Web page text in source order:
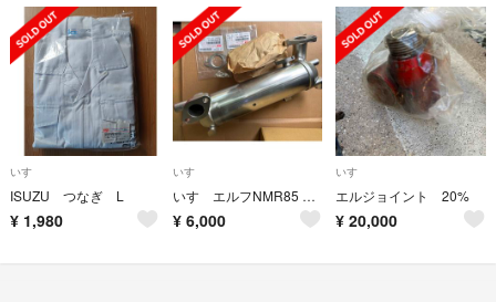
いすゞ
ISUZU つなぎ L
¥ 1,980
いすゞ
いすゞエルフNMR85 EGRクーラー ガスケット付き 新品未使用品
¥ 6,000
いすゞ
エルジョイント 20%
¥ 20,000